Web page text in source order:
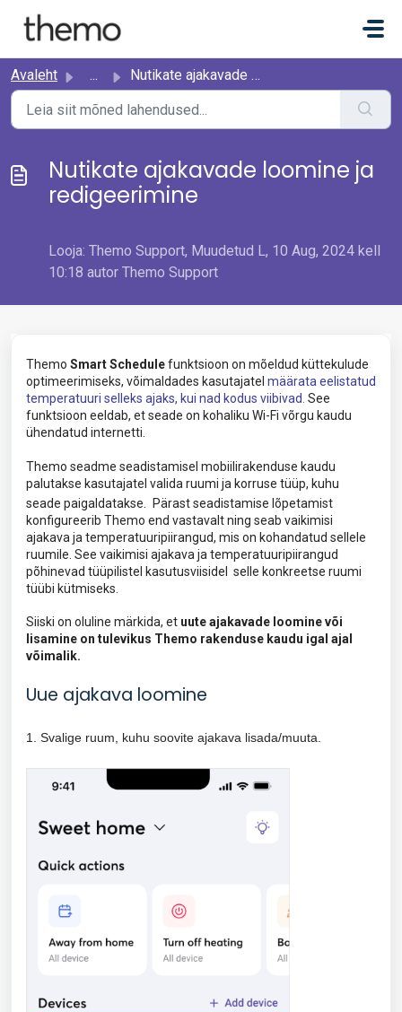
Avaleht ... Nutikate ajakavade loomine ja redigeerimine
Nutikate ajakavade loomine ja
redigeerimine
Looja: Themo Support, Muudetud L, 10 Aug, 2024 kell
10:18 autor Themo Support
Themo Smart Schedulefunktsioon on mõeldud küttekulude
optimeerimiseks, võimaldades kasutajatel määrata eelistatud
temperatuuri selleks ajaks, kui nad kodus viibivad. See
funktsioon eeldab, et seade on kohaliku Wi-Fi võrgu kaudu
ühendatud internetti.
Themo seadme seadistamisel mobiilirakenduse kaudu
palutakse kasutajatel valida ruumi ja korruse tüüp, kuhu
seade paigaldatakse.
Pärast seadistamise lõpetamist
konfigureerib Themo end vastavalt ning seab vaikimisi
ajakava ja temperatuuripiirangud, mis on kohandatud sellele
ruumile. See vaikimisi ajakava ja temperatuuripiirangud
põhinevad tüüpilistel kasutusviisidel selle konkreetse ruumi
tüübi kütmiseks.
Siiski on oluline märkida, et uute ajakavade loomine või
lisamine on tulevikus Themo rakenduse kaudu igal ajal
võimalik.
Uue ajakava loomine
1. Svalige ruum, kuhu soovite ajakava lisada/muuta.